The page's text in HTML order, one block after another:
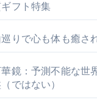
フト特集
りで心も体も癒さ
鏡：予測不能な世
ではない）